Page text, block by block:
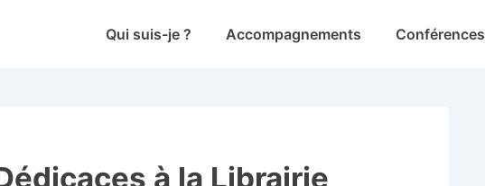
MainQui suis-je ? Accompagnements Conférences
à la Librairie